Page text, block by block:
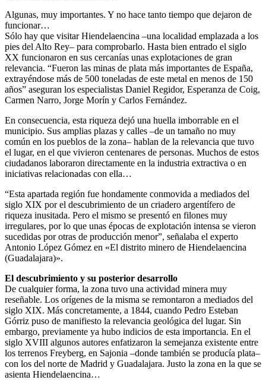
Algunas, muy importantes. Y no hace tanto tiempo que dejaron de
funcionar…
Sólo hay que visitar Hiendelaencina –una localidad emplazada a los
pies del Alto Rey– para comprobarlo. Hasta bien entrado el siglo
XX funcionaron en sus cercanías unas explotaciones de gran
relevancia. “Fueron las minas de plata más importantes de España,
extrayéndose más de 500 toneladas de este metal en menos de 150
años” aseguran los especialistas Daniel Regidor, Esperanza de Coig,
Carmen Narro, Jorge Morín y Carlos Fernández.
En consecuencia, esta riqueza dejó una huella imborrable en el
municipio. Sus amplias plazas y calles –de un tamaño no muy
común en los pueblos de la zona– hablan de la relevancia que tuvo
el lugar, en el que vivieron centenares de personas. Muchos de estos
ciudadanos laboraron directamente en la industria extractiva o en
iniciativas relacionadas con ella…
“Esta apartada región fue hondamente conmovida a mediados del
siglo XIX por el descubrimiento de un criadero argentífero de
riqueza inusitada. Pero el mismo se presentó en filones muy
irregulares, por lo que unas épocas de explotación intensa se vieron
sucedidas por otras de producción menor”, señalaba el experto
Antonio López Gómez en «El distrito minero de Hiendelaencina
(Guadalajara)».
El descubrimiento y su posterior desarrollo
De cualquier forma, la zona tuvo una actividad minera muy
reseñable. Los orígenes de la misma se remontaron a mediados del
siglo XIX. Más concretamente, a 1844, cuando Pedro Esteban
Górriz puso de manifiesto la relevancia geológica del lugar. Sin
embargo, previamente ya hubo indicios de esta importancia. En el
siglo XVIII algunos autores enfatizaron la semejanza existente entre
los terrenos Freyberg, en Sajonia –donde también se producía plata–
con los del norte de Madrid y Guadalajara. Justo la zona en la que se
asienta Hiendelaencina…